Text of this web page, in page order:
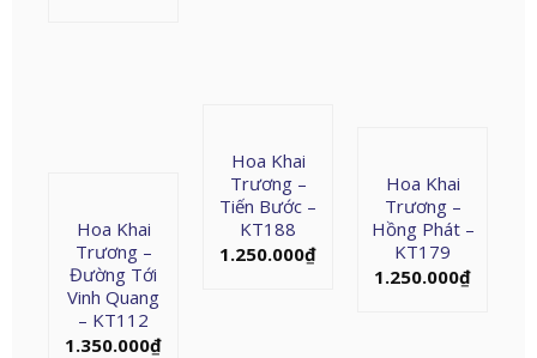
Hoa Khai
Trương –
Tiến Bước –
KT188
1.250.000₫
Hoa Khai
Trương –
Hồng Phát –
KT179
1.250.000₫
Hoa Khai
Trương –
Đường Tới
Vinh Quang
– KT112
1.350.000₫